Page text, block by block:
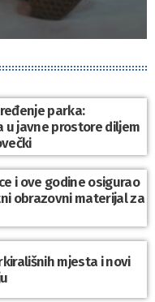
parka:
u javne prostore diljem
i ove godine osigurao
obrazovni materijal za
mjesta i novi